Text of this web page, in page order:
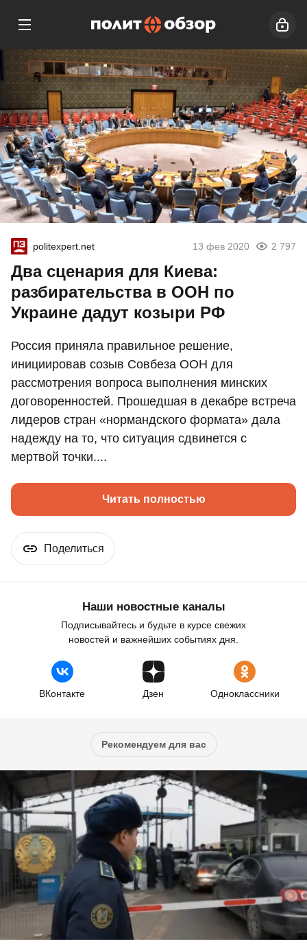
politexpert.net 13 фев 2020 2 797
Два сценария для Киева:
разбирательства в ООН по
Украине дадут козыри РФ
Россия приняла правильное решение,
инициировав созыв Совбеза ООН для
рассмотрения вопроса выполнения минских
договоренностей. Прошедшая в декабре встреча
лидеров стран «нормандского формата» дала
надежду на то, что ситуация сдвинется с
мертвой точки....
Читать полностью
Поделиться
Наши новостные каналы
Подписывайтесь и будьте в курсе свежих
новостей и важнейших событиях дня.
ВКонтакте Дзен Одноклассники
Рекомендуем для вас